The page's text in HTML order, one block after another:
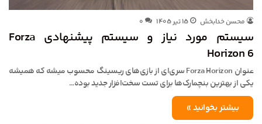
محسن خدابخش ۱۵ تیر ۱۴۰۵ ۰
سیستم مورد نیاز و سیستم پیشنهادی Forza
Horizon 6
عنوان Forza Horizon سری‌ای از بازی‌های ریسینگ محسوب میشه که همیشه
یکی از بهترین بنچمارک‌ها برای تست سخت‌افزار جدید بوده…
بیشتر بخوانید »